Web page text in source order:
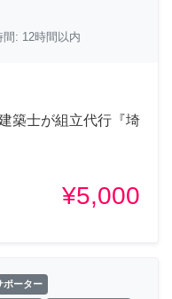
間: 12時間以内
築士が組立代行『埼
¥5,000
ポーター